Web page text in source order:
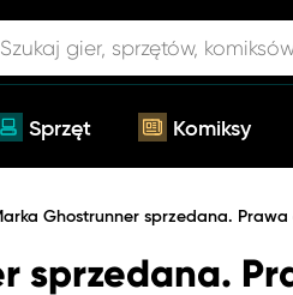
Sprzęt Komiksy
Ghostrunner sprzedana.
sprzedana.